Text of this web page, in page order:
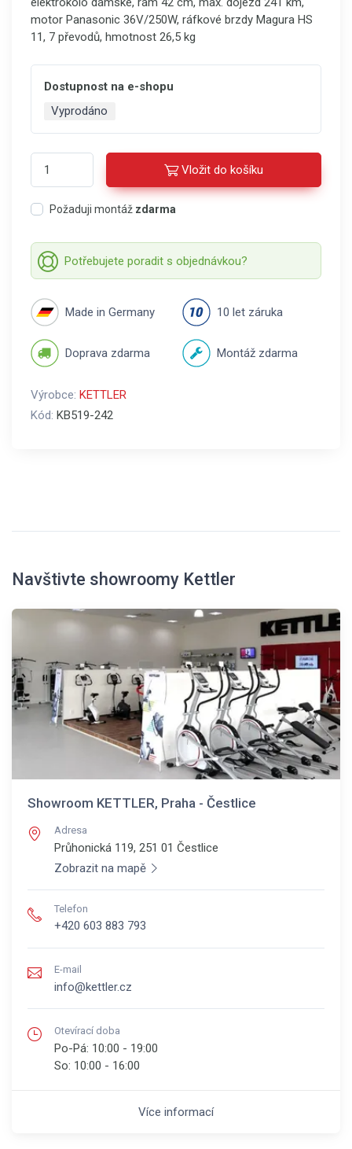
motor Panasonic 36V/250W, ráfkové brzdy Magura HS
11, 7 převodů, hmotnost 26,5 kg
Dostupnost na e-shopu
Vyprodáno
Vložit do košíku
Požaduji montáž zdarma
Potřebujete poradit s objednávkou?
Made in Germany 10 let záruka
Doprava zdarma Montáž zdarma
Výrobce: KETTLER
Kód: KB519-242
Navštivte showroomy Kettler
Showroom KETTLER, Praha - Čestlice
Adresa
Průhonická 119, 251 01 Čestlice
Zobrazit na mapě
Telefon
+420 603 883 793
E-mail
info@kettler.cz
Otevírací doba
Po-Pá: 10:00 - 19:00
So: 10:00 - 16:00
Více informací